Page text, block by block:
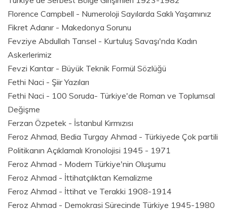
Florence Campbell - Numeroloji Sayılarda Saklı Yaşamınız
Fikret Adanır - Makedonya Sorunu
Fevziye Abdullah Tansel - Kurtuluş Savaşı'nda Kadın
Askerlerimiz
Fevzi Kantar - Büyük Teknik Formül Sözlüğü
Fethi Naci - Şiir Yazıları
Fethi Naci - 100 Soruda- Türkiye'de Roman ve Toplumsal
Değişme
Ferzan Özpetek - İstanbul Kırmızısı
Feroz Ahmad, Bedia Turgay Ahmad - Türkiyede Çok partili
Politikanın Açıklamalı Kronolojisi 1945 - 1971
Feroz Ahmad - Modern Türkiye'nin Oluşumu
Feroz Ahmad - İttihatçılıktan Kemalizme
Feroz Ahmad - İttihat ve Terakki 1908-1914
Feroz Ahmad - Demokrasi Sürecinde Türkiye 1945-1980